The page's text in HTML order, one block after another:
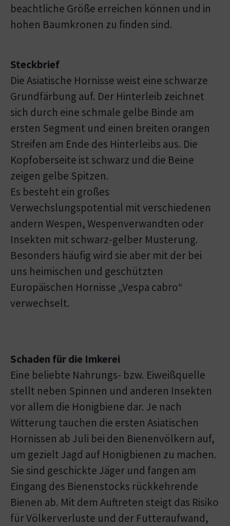
beachtliche Größe erreichen können und in
hohen Baumkronen zu finden sind.
Steckbrief
Die Asiatische Hornisse weist eine schwarze
Grundfärbung auf. Der Hinterleib zeichnet
sich durch eine schmale gelbe Binde am
ersten Segment und einen breiten orangen
Streifen am Ende des Hinterleibs aus. Die
Kopfoberseite ist schwarz und die Beine
zeigen gelbe Spitzen.
Es besteht ein großes
Verwechslungspotential mit verschiedenen
andern Wespen, Wespenverwandten oder
Insekten mit schwarz-gelber Musterung.
Besonders häufig wird sie aber mit der bei
uns heimischen und geschützten
Europäischen Hornisse „Vespa cabro“
verwechselt.
Schaden für die Imkerei
Eine beliebte Nahrungs- bzw. Eiweißquelle
stellt neben Spinnen und anderen Insekten
vor allem die Honigbiene dar. Je nach
Witterung tauchen die ersten Asiatischen
Hornissen ab Juli bei den Bienenvölkern auf,
um gezielt Jagd auf Honigbienen zu machen.
Sie sind geschickte Jäger und fangen am
Eingang des Bienenstocks rückkehrende
Bienen ab. Mit dem Auftreten steigt das Risiko
für Völkerverluste und der Futteraufwand,